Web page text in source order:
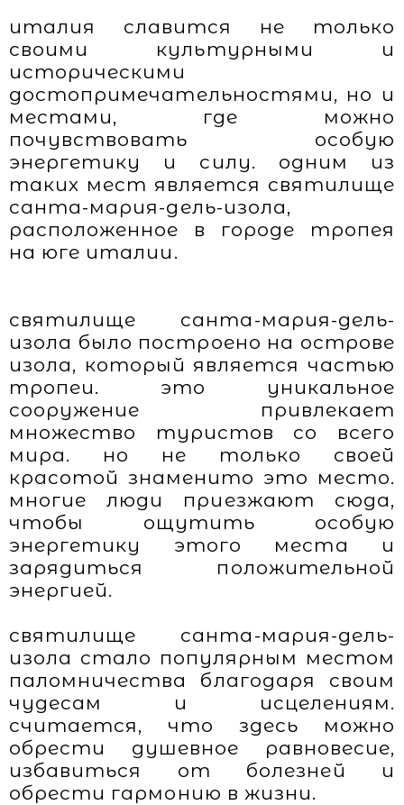
италия славится не только
своими культурными и
историческими
достопримечательностями, но и
местами, где можно
почувствовать особую
энергетику и силу. одним из
таких мест является святилище
санта-мария-дель-изола,
расположенное в городе тропея
на юге италии.
святилище санта-мария-дель-
изола было построено на острове
изола, который является частью
тропеи. это уникальное
сооружение привлекает
множество туристов со всего
мира. но не только своей
красотой знаменито это место.
многие люди приезжают сюда,
чтобы ощутить особую
энергетику этого места и
зарядиться положительной
энергией.
святилище санта-мария-дель-
изола стало популярным местом
паломничества благодаря своим
чудесам и исцелениям.
считается, что здесь можно
обрести душевное равновесие,
избавиться от болезней и
обрести гармонию в жизни.